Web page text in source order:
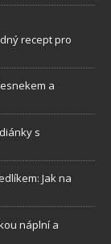
recept pro
a
s
Jak na
náplní a